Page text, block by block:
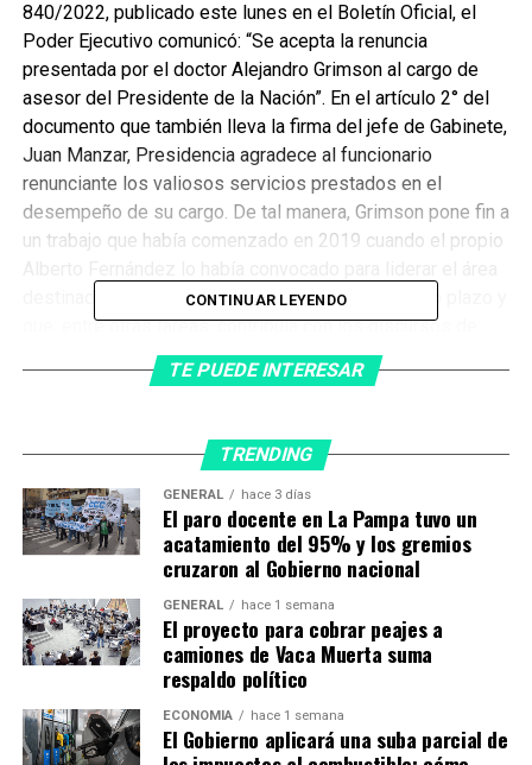
840/2022, publicado este lunes en el Boletín Oficial, el
Poder Ejecutivo comunicó: “Se acepta la renuncia
presentada por el doctor Alejandro Grimson al cargo de
asesor del Presidente de la Nación”. En el artículo 2° del
documento que también lleva la firma del jefe de Gabinete,
Juan Manzar, Presidencia agradece al funcionario
renunciante los valiosos servicios prestados en el
desempeño de su cargo. De tal manera, Grimson pone fin a
un trabajo que había comenzado en 2019 cuando el propio
destinada desarrollar proyectos nacionales a largo plazo y
que, entre otras tareas, contribuía con los discursos de
peso del mandatario.
CONTINUAR LEYENDO
TE PUEDE INTERESAR
TRENDING
GENERAL hace 3 días
El paro docente en La Pampa tuvo un
acatamiento del 95% y los gremios
cruzaron al Gobierno nacional
GENERAL hace 1 semana
El proyecto para cobrar peajes a
camiones de Vaca Muerta suma
respaldo político
ECONOMÍA hace 1 semana
El Gobierno aplicará una suba parcial de